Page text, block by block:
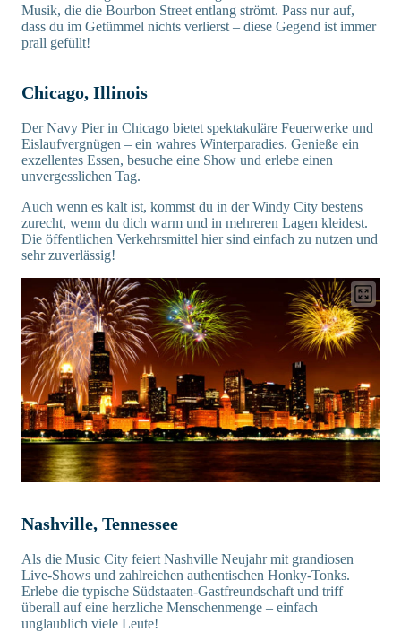
Musik, die die Bourbon Street entlang strömt. Pass nur auf,
dass du im Getümmel nichts verlierst – diese Gegend ist immer
prall gefüllt!
Chicago, Illinois
Der Navy Pier in Chicago bietet spektakuläre Feuerwerke und
Eislaufvergnügen – ein wahres Winterparadies. Genieße ein
exzellentes Essen, besuche eine Show und erlebe einen
unvergesslichen Tag.
Auch wenn es kalt ist, kommst du in der Windy City bestens
zurecht, wenn du dich warm und in mehreren Lagen kleidest.
Die öffentlichen Verkehrsmittel hier sind einfach zu nutzen und
sehr zuverlässig!
Nashville, Tennessee
Als die Music City feiert Nashville Neujahr mit grandiosen
Live-Shows und zahlreichen authentischen Honky-Tonks.
Erlebe die typische Südstaaten-Gastfreundschaft und triff
überall auf eine herzliche Menschenmenge – einfach
unglaublich viele Leute!